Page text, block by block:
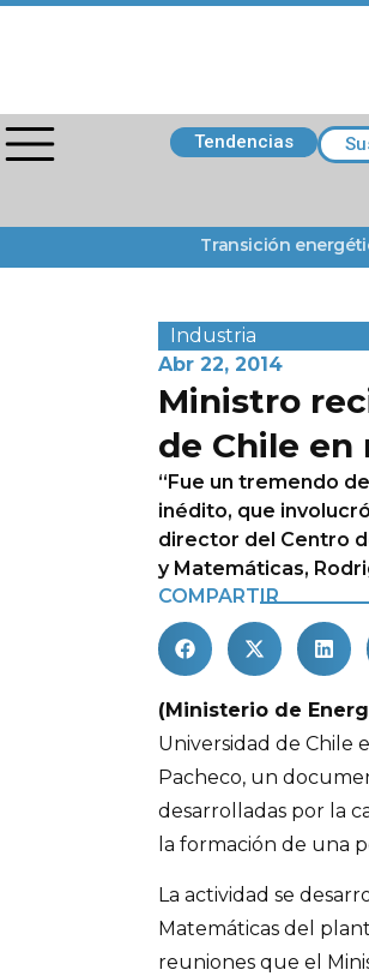
Tendencias
Transición
Industria
Abr 22, 2014
Ministro
de Chile
“Fue un tremendo
inédito, que
director del Centro
y Matemáticas,
COMPARTIR
(Ministerio de
Universidad de Chile
Pacheco, un
desarrolladas por la
la formación de una
La actividad se
Matemáticas del
reuniones que el